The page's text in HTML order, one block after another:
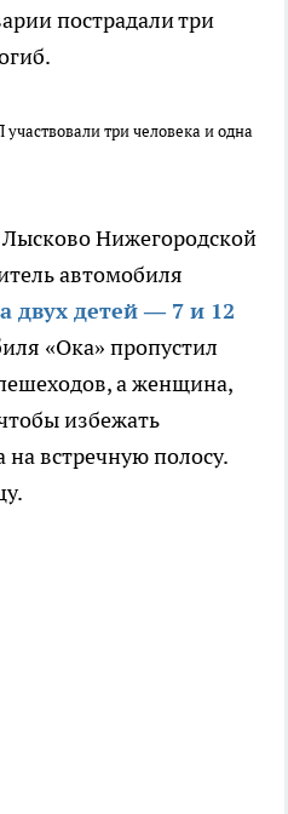
пострадали три
три человека и одна
Нижегородской
автомобиля
двух детей — 7 и 12
«Ока» пропустил
а женщина,
избежать
на встречную полосу.